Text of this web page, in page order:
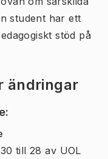
student har ett
stöd på
ändringar
:
30 till 28 av UOL